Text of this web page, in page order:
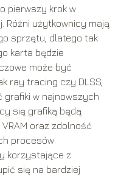
pierwszy krok w
Różni użytkownicy mają
sprzętu, dlatego tak
karta będzie
może być
ray tracing czy DLSS,
grafiki w najnowszych
się grafiką będą
oraz zdolność
procesów
korzystające z
się na bardziej